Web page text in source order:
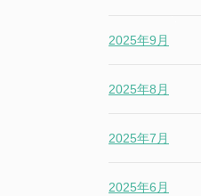
2025年9月
2025年8月
2025年7月
2025年6月